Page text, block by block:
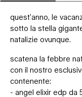
quest’anno, le
sotto la stella
natalizie ovunque.
scatena la febbre
con il nostro
contenente:
- angel elixir edp da